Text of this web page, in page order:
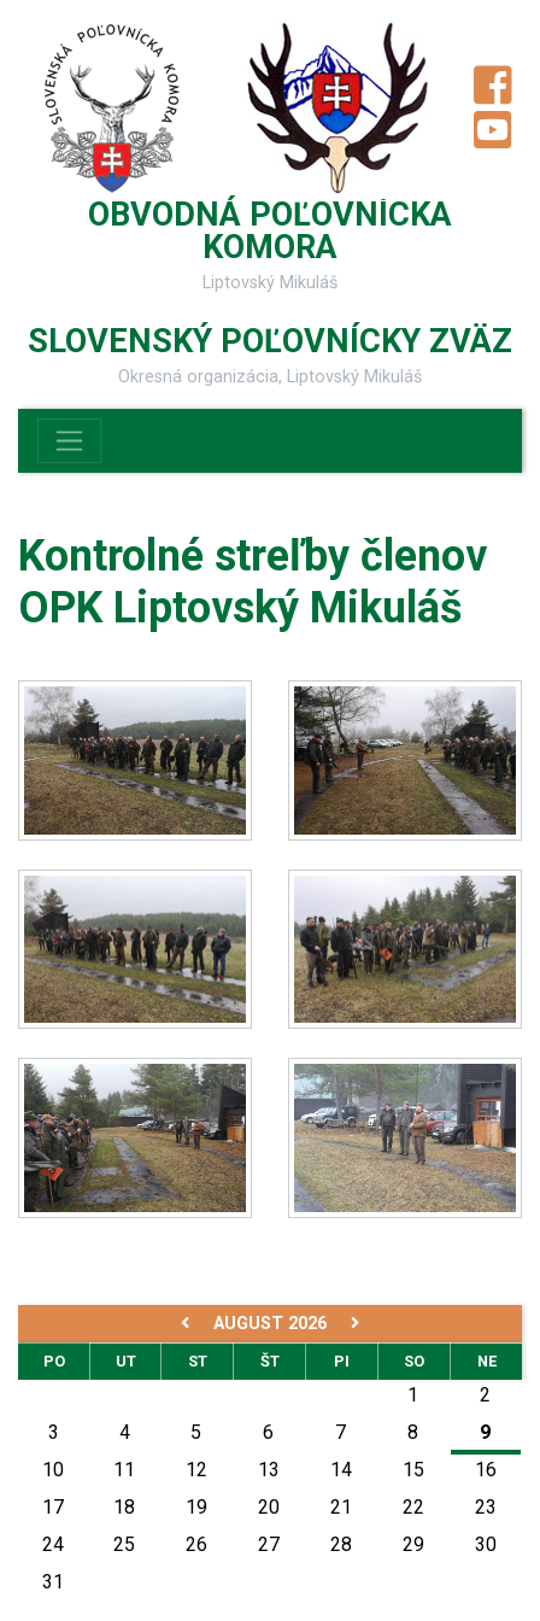
OBVODNÁ POĽOVNÍCKA
KOMORA
Liptovský Mikuláš
SLOVENSKÝ POĽOVNÍCKY ZVÄZ
Okresná organizácia, Liptovský Mikuláš
Kontrolné streľby členov
OPK Liptovský Mikuláš
AUGUST 2026
PO UT ST ŠT PI SO NE
1
2
3
4 5 6 7 8
9
10
11 12 13 14 15
16
17
18 19 20 21 22
23
24
25 26 27 28 29
30
31